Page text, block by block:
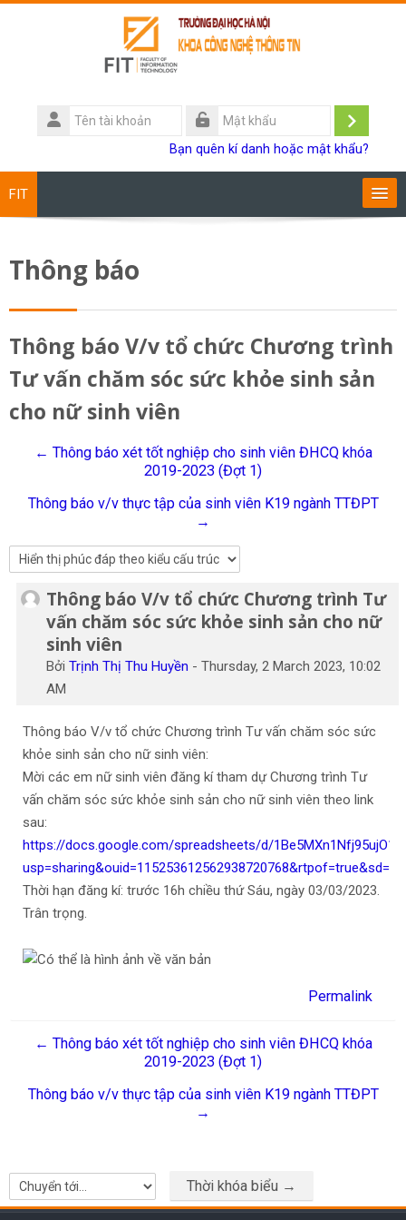
Tên
tài
Đăng
Bạn quên kí danh hoặc mật khẩu?
FIT
Giảng viên
Sinh viên
Research
Tìm
kiếm
khoá
Thông báo
Thông báo V/v tổ chức Chương trình
Tư vấn chăm sóc sức khỏe sinh sản
cho nữ sinh viên
← Thông báo xét tốt nghiệp cho sinh viên ĐHCQ khóa
2019-2023 (Đợt 1)
Thông báo v/v thực tập của sinh viên K19 ngành TTĐPT
→
Thông báo V/v tổ chức Chương trình Tư
vấn chăm sóc sức khỏe sinh sản cho nữ
sinh viên
Bởi Trịnh Thị Thu Huyền - Thursday, 2 March 2023, 10:02
AM
Số lượng các câu trả lời: 0
Thông báo V/v tổ chức Chương trình Tư vấn chăm sóc sức
khỏe sinh sản cho nữ sinh viên:
Mời các em nữ sinh viên đăng kí tham dự Chương trình Tư
vấn chăm sóc sức khỏe sinh sản cho nữ sinh viên theo link
sau:
https://docs.google.com/spreadsheets/d/
Thời hạn đăng kí: trước 16h chiều thứ Sáu, ngày 03/03/2023.
Trân trọng.
Permalink
← Thông báo xét tốt nghiệp cho sinh viên ĐHCQ khóa
2019-2023 (Đợt 1)
Thông báo v/v thực tập của sinh viên K19 ngành TTĐPT
→
Chuyển tới... Thời khóa biểu →